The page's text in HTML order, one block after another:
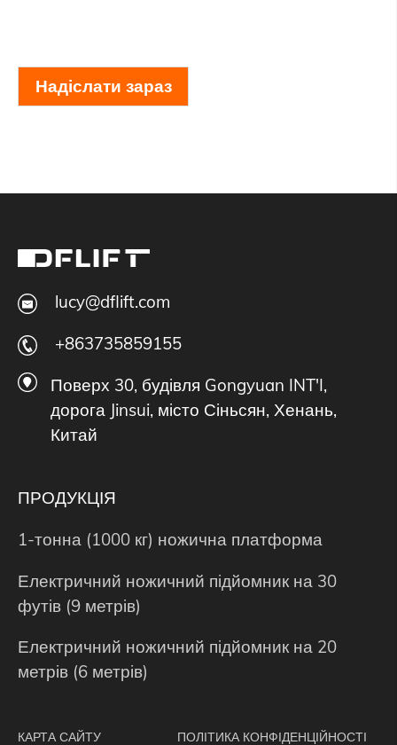
Надіслати зараз
lucy@dflift.com
+863735859155
Поверх 30, будівля Gongyuan INT'I,
дорога Jinsui, місто Сіньсян, Хенань,
Китай
ПРОДУКЦІЯ
1-тонна (1000 кг) ножична платформа
Електричний ножичний підйомник на 30
футів (9 метрів)
Електричний ножичний підйомник на 20
метрів (6 метрів)
КАРТА САЙТУ ПОЛІТИКА КОНФІДЕНЦІЙНОСТІ